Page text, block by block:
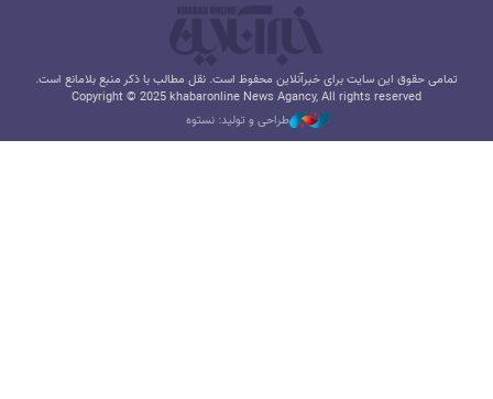
تمامی حقوق این سایت برای خبرآنلاین محفوظ است. نقل مطالب با ذکر منبع بلامانع است.
Copyright © 2025 khabaronline News Agancy, All rights reserved
طراحی و تولید: نستوه